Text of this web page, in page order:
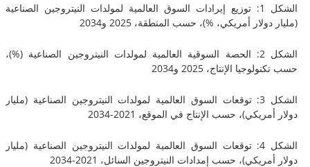
الشكل 1: توزيع إيرادات السوق العالمية لمولدات النيتروجين الصناعية
أمريكي، %)، حسب المنطقة، 2025 و2034
الشكل 2: الحصة السوقية العالمية لمولدات النيتروجين الصناعية (%)،
الإنتاج، 2025 و2034
الشكل 3: توقعات السوق العالمية لمولدات النيتروجين الصناعية (مليار
حسب الإنتاج في الموقع، 2021-2034
الشكل 4: توقعات السوق العالمية لمولدات النيتروجين الصناعية (مليار
حسب إمدادات النيتروجين السائل، 2021-2034